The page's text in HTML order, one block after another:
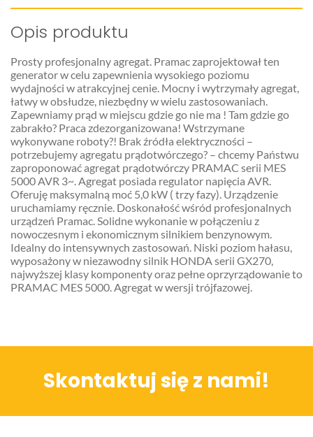
Opis produktu
Prosty profesjonalny agregat. Pramac zaprojektował ten
generator w celu zapewnienia wysokiego poziomu
wydajności w atrakcyjnej cenie. Mocny i wytrzymały agregat,
łatwy w obsłudze, niezbędny w wielu zastosowaniach.
Zapewniamy prąd w miejscu gdzie go nie ma ! Tam gdzie go
zabrakło? Praca zdezorganizowana! Wstrzymane
wykonywane roboty?! Brak źródła elektryczności –
potrzebujemy agregatu prądotwórczego? – chcemy Państwu
zaproponować agregat prądotwórczy PRAMAC serii MES
5000 AVR 3~. Agregat posiada regulator napięcia AVR.
Oferuję maksymalną moć 5,0 kW ( trzy fazy). Urządzenie
uruchamiamy ręcznie. Doskonałość wśród profesjonalnych
urządzeń Pramac. Solidne wykonanie w połączeniu z
nowoczesnym i ekonomicznym silnikiem benzynowym.
Idealny do intensywnych zastosowań. Niski poziom hałasu,
wyposażony w niezawodny silnik HONDA serii GX270,
najwyższej klasy komponenty oraz pełne oprzyrządowanie to
PRAMAC MES 5000. Agregat w wersji trójfazowej.
Skontaktuj się z nami!